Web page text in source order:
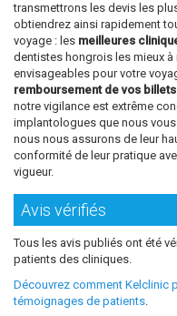
transmettrons les devis les
obtiendrez ainsi rapidement
voyage : les meilleures
dentistes hongrois les mieux
envisageables pour votre
remboursement de vos billets
notre vigilance est extrême
implantologues que nous
nous nous assurons de leur
conformité de leur pratique
vigueur.
Avis vérifiés
Tous les avis publiés ont été
patients des cliniques.
Découvrez comment Kelclinic
témoignages de patients.